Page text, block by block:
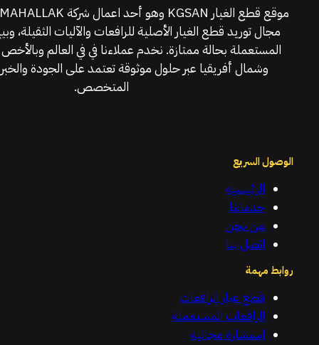
مجال توريد قطع الغيار الأصلية للرافعات والآليات الثقيلة،
المستعملة بحالة ممتازة. نخدم عملاءنا في في العالم
وشمال أفريقيا عبر حلول موثوقة تعتمد على الجودة
المتخصص.
الوصول السريع
الرئيسية
خدماتنا
من نحن
اتصل بنا
روابط مهمة
قطع غيار الرافعات
الرافعات المستعملة
استشارة مجانية